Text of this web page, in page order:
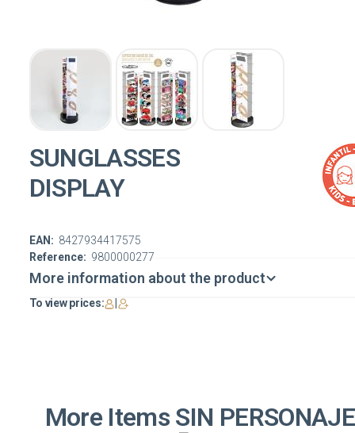
SUNGLASSES
DISPLAY
Reference: 9800000277
EAN: 8427934417575
More information about the product
To view prices:
More Items SIN PERSONAJE